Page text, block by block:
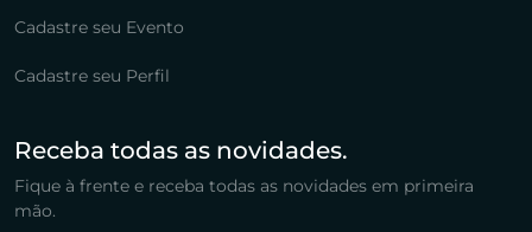
Cadastre seu Evento
Cadastre seu Perfil
Receba todas as novidades.
Fique à frente e receba todas as novidades em primeira
mão.